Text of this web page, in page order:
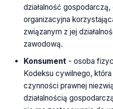
działalność
organizacyjna
związanym z jej
zawodową.
Konsument - osoba
Kodeksu cywilnego,
czynności prawnej
działalnością